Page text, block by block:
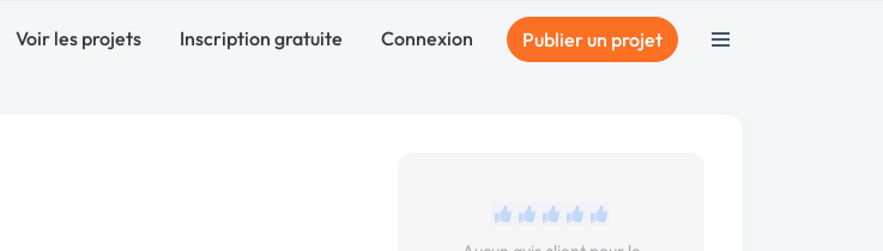
Voir les projets Inscription gratuite Connexion Publier un projet